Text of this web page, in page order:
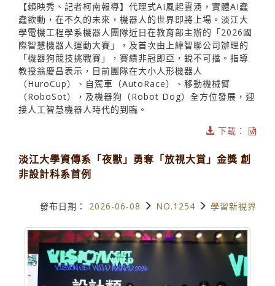
【賴映秀、記者柯南報導】代理式AI風起雲湧，實體AI蠢
蠢欲動，在不久的未來，機器人的世界即將上場。淡江大
學電機工程學系機器人團隊近日在教育部主辦的「2026國
際智慧機器人運動大賽」，及首次由上緯智聯公司辦理的
「機器狗競技挑戰賽」，賽績非冠即亞，銳不可擋。指導
教授翁慶昌表示，目前團隊在大小人形機器人
（HuroCup）、自駕車（AutoRace）、移動機械臂
（RoboSot），及機器狗（Robot Dog）全方位發展，迎
接人工智慧機器人時代的到臨。
下載：
淡江大學資傳系「夜獸」勇奪「放視大賞」金獎 創
非設計科系首例
發布日期： 2026-06-08 NO.1254 學習新視界